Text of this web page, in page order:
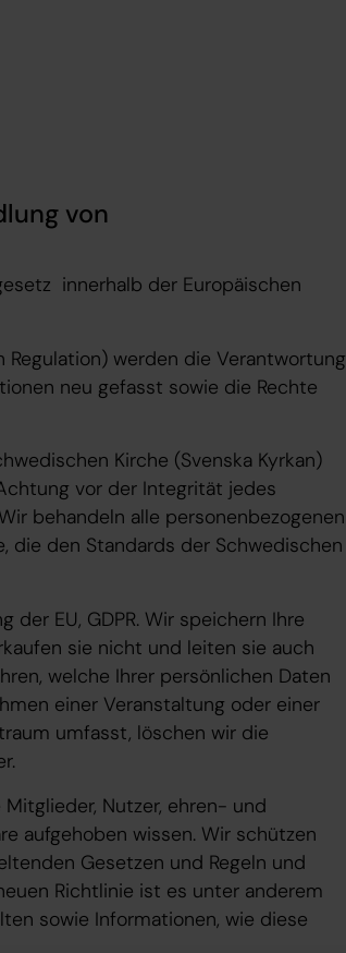
von
innerhalb der Europäischen
Regulation) werden die Verantwortung
neu gefasst sowie die Rechte
Kirche (Svenska Kyrkan)
vor der Integrität jedes
behandeln alle personenbezogenen
die den Standards der Schwedischen
EU, GDPR. Wir speichern Ihre
sie nicht und leiten sie auch
welche Ihrer persönlichen Daten
einer Veranstaltung oder einer
umfasst, löschen wir die
Nutzer, ehren- und
aufgehoben wissen. Wir schützen
Gesetzen und Regeln und
Richtlinie ist es unter anderem
sowie Informationen, wie diese